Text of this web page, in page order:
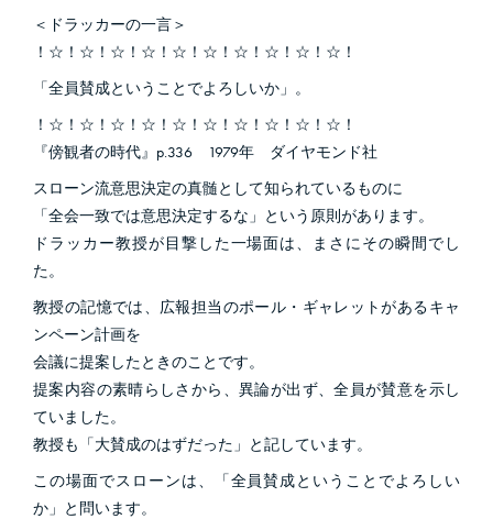
＜ドラッカーの一言＞
！☆！☆！☆！☆！☆！☆！☆！☆！☆！☆！
「全員賛成ということでよろしいか」。
！☆！☆！☆！☆！☆！☆！☆！☆！☆！☆！
『傍観者の時代』p.336 1979年 ダイヤモンド社
スローン流意思決定の真髄として知られているものに
「全会一致では意思決定するな」という原則があります。
ドラッカー教授が目撃した一場面は、まさにその瞬間でし
た。
教授の記憶では、広報担当のポール・ギャレットがあるキャ
ンペーン計画を
会議に提案したときのことです。
提案内容の素晴らしさから、異論が出ず、全員が賛意を示し
ていました。
教授も「大賛成のはずだった」と記しています。
この場面でスローンは、「全員賛成ということでよろしい
か」と問います。